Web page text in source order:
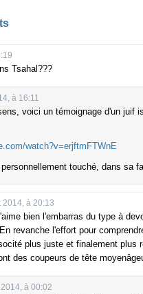
Tsahal???
à 16:11
voici un témoignage d'un juif
watch?v=erjftmFTWnE
touché, dans sa
2014, à 20:13
bien l'embarras du type à
revanche l'effort pour
plus juste et finalement plus
des coupeurs de tête
à 00:02